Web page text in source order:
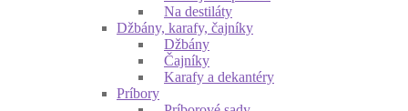
Na destiláty
Džbány, karafy, čajníky
Džbány
Čajníky
Karafy a dekantéry
Príbory